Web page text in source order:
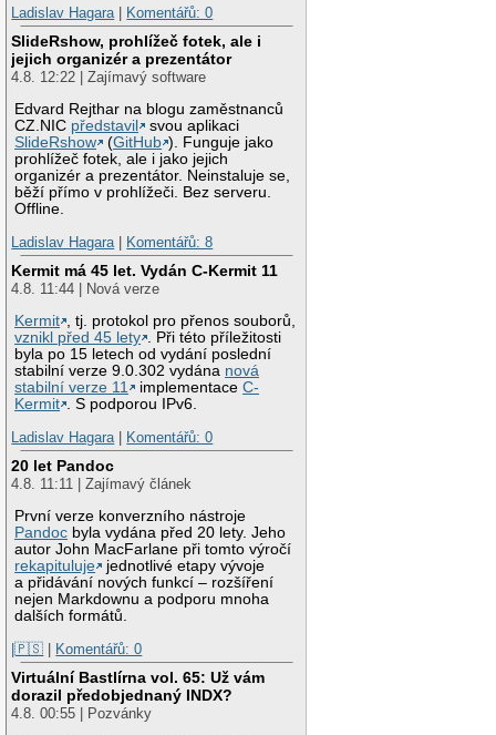
Ladislav Hagara | Komentářů: 0
SlideRshow, prohlížeč fotek, ale i
jejich organizér a prezentátor
4.8. 12:22 | Zajímavý software
Edvard Rejthar na blogu zaměstnanců
CZ.NIC představil
svou aplikaci
SlideRshow
(GitHub ). Funguje jako
prohlížeč fotek, ale i jako jejich
organizér a prezentátor. Neinstaluje se,
běží přímo v prohlížeči. Bez serveru.
Offline.
Ladislav Hagara | Komentářů: 8
Kermit má 45 let. Vydán C-Kermit 11
4.8. 11:44 | Nová verze
Kermit , tj. protokol pro přenos souborů,
vznikl před 45 lety . Při této příležitosti
byla po 15 letech od vydání poslední
stabilní verze 9.0.302 vydána nová
stabilní verze 11
implementaceC-
Kermit . S podporou IPv6.
Ladislav Hagara | Komentářů: 0
20 let Pandoc
4.8. 11:11 | Zajímavý článek
První verze konverzního nástroje
Pandoc byla vydána před 20 lety. Jeho
autor John MacFarlane při tomto výročí
rekapituluje
jednotlivé etapy vývoje
a přidávání nových funkcí – rozšíření
nejen Markdownu a podporu mnoha
dalších formátů.
|🇵🇸 | Komentářů: 0
Virtuální Bastlírna vol. 65: Už vám
dorazil předobjednaný INDX?
4.8. 00:55 | Pozvánky